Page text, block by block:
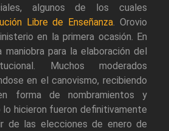
algunos de los cuales
Libre de Enseñanza. Orovio
en la primera ocasión. En
para la elaboración del
Muchos moderados
en el canovismo, recibiendo
forma de nombramientos y
lo hicieron fueron definitivamente
de las elecciones de enero de